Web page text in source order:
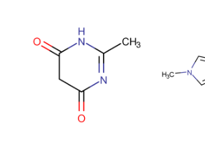
校可先用后付